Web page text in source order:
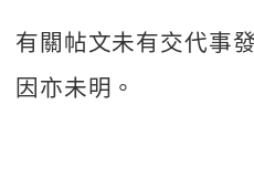
有關帖文未有交代事
因亦未明。